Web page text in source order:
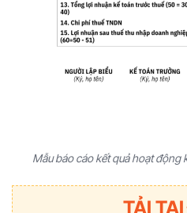
Mẫu báo cáo kết quả hoạt động
TẢI